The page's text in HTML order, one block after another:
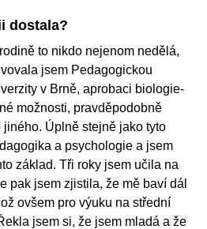
dostala?
to nikdo nejenom nedělá,
jsem Pedagogickou
v Brně, aprobaci biologie-
možnosti, pravděpodobně
Úplně stejně jako tyto
a psychologie a jsem
základ. Tři roky jsem učila na
pak jsem zjistila, že mě baví dál
ovšem pro výuku na střední
jsem si, že jsem mladá a že